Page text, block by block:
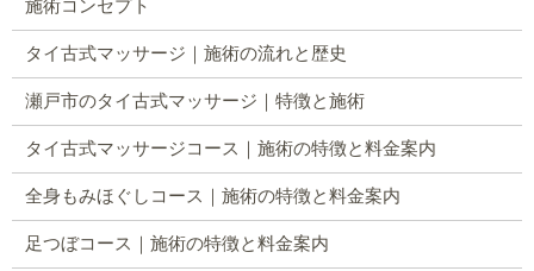
施術コンセプト
タイ古式マッサージ｜施術の流れと歴史
瀬戸市のタイ古式マッサージ｜特徴と施術
タイ古式マッサージコース｜施術の特徴と料金案内
全身もみほぐしコース｜施術の特徴と料金案内
足つぼコース｜施術の特徴と料金案内